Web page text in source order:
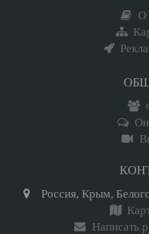
О
Россия, Крым,
Написать